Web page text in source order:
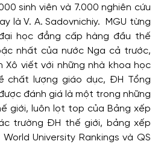
sinh viên và 7.000 nghiên cứu
là V. A. Sadovnichiy. MGU từng
học đẳng cấp hàng đầu thế
nhất của nước Nga cả trước,
Xô viết với những nhà khoa học
chất lượng giáo dục, ĐH Tổng
đánh giá là một trong những
giới, luôn lọt top của Bảng xếp
trường ĐH thế giới, bảng xếp
University Rankings và QS